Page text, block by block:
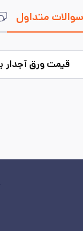
سوالات متداول
قیمت ورق